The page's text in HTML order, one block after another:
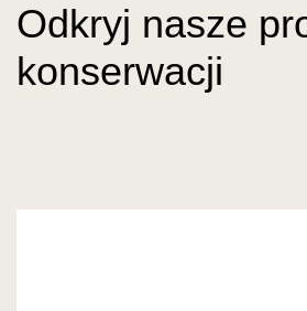
Odkryj nasze
konserwacji